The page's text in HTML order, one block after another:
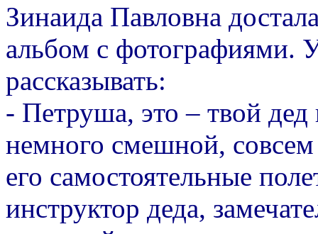
Зинаида Павловна
альбом с фотографиями.
рассказывать:
- Петруша, это – твой дед
немного смешной,
его самостоятельные
инструктор деда,